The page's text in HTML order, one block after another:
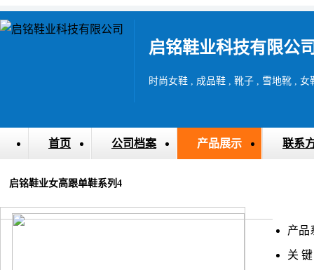
启铭鞋业科技有限公
时尚女鞋 , 成品鞋 , 靴子 , 雪地靴 ,
首页 公司档案 产品展示 联系
启铭鞋业女高跟单鞋系列4
产品
关